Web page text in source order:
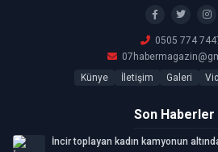
0505 774
Künye
İletişim Galeri
Son Haberler
İncir toplayan kadın kamyonun